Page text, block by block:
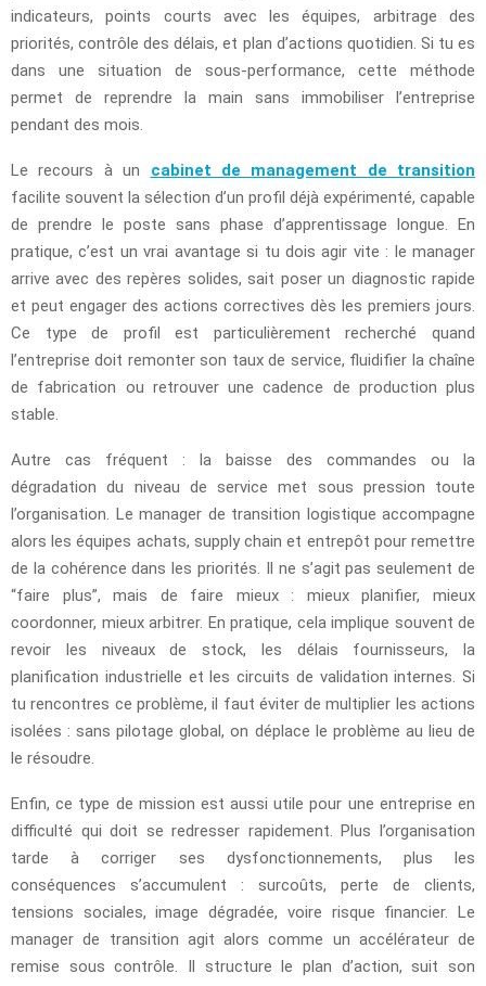
indicateurs, points courts avec les équipes, arbitrage des
priorités, contrôle des délais, et plan d’actions quotidien. Si tu es
dans une situation de sous-performance, cette méthode
permet de reprendre la main sans immobiliser l’entreprise
pendant des mois.
Le recours à un cabinet de management de transition
facilite souvent la sélection d’un profil déjà expérimenté, capable
de prendre le poste sans phase d’apprentissage longue. En
pratique, c’est un vrai avantage si tu dois agir vite : le manager
arrive avec des repères solides, sait poser un diagnostic rapide
et peut engager des actions correctives dès les premiers jours.
Ce type de profil est particulièrement recherché quand
l’entreprise doit remonter son taux de service, fluidifier la chaîne
de fabrication ou retrouver une cadence de production plus
stable.
Autre cas fréquent : la baisse des commandes ou la
dégradation du niveau de service met sous pression toute
l’organisation. Le manager de transition logistique accompagne
alors les équipes achats, supply chain et entrepôt pour remettre
de la cohérence dans les priorités. Il ne s’agit pas seulement de
“faire plus”, mais de faire mieux : mieux planifier, mieux
coordonner, mieux arbitrer. En pratique, cela implique souvent de
revoir les niveaux de stock, les délais fournisseurs, la
planification industrielle et les circuits de validation internes. Si
tu rencontres ce problème, il faut éviter de multiplier les actions
isolées : sans pilotage global, on déplace le problème au lieu de
le résoudre.
Enfin, ce type de mission est aussi utile pour une entreprise en
difficulté qui doit se redresser rapidement. Plus l’organisation
tarde à corriger ses dysfonctionnements, plus les
conséquences s’accumulent : surcoûts, perte de clients,
tensions sociales, image dégradée, voire risque financier. Le
manager de transition agit alors comme un accélérateur de
remise sous contrôle. Il structure le plan d’action, suit son